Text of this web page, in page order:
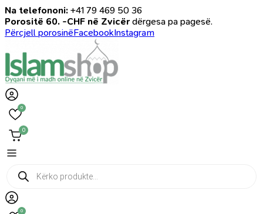
Na telefononi: +41 79 469 50 36
Porositë 60. -CHF në Zvicër dërgesa pa pagesë.
Përcjell porosinëFacebookInstagram
0
0
Products
search
0